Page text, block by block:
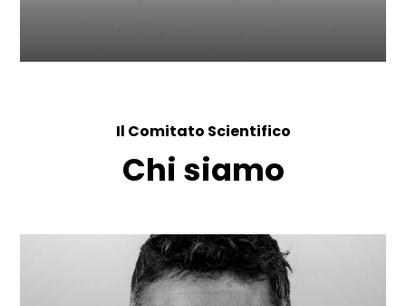
Il Comitato Scientifico
Chi siamo